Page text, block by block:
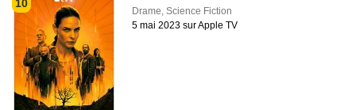
10
Drame,Science Fiction
5 mai 2023 sur Apple TV